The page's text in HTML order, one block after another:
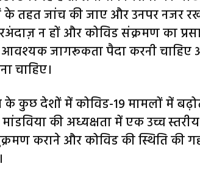
जांच की जाए और उनपर नजर
न हों और कोविड संक्रमण का
आवश्यक जागरूकता पैदा करनी चाहिए
चाहिए।
के कुछ देशों में कोविड-19 मामलों में
की अध्यक्षता में एक उच्च स्तरीय
कराने और कोविड की स्थिति की